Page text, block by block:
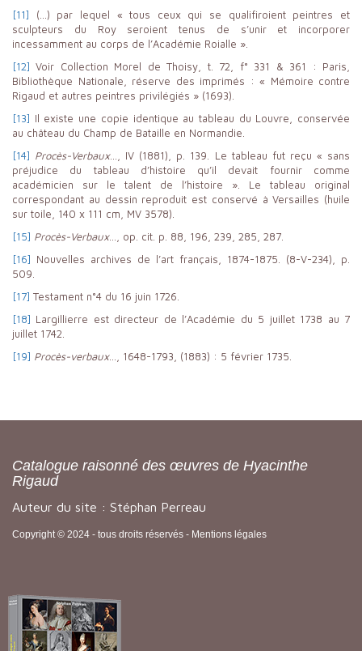
[11] (…) par lequel « tous ceux qui se qualifiroient peintres et
sculpteurs du Roy seroient tenus de s’unir et incorporer
incessamment au corps de l’Académie Roialle ».
[12] Voir Collection Morel de Thoisy, t. 72, f° 331 & 361 : Paris,
Bibliothèque Nationale, réserve des imprimés : « Mémoire contre
Rigaud et autres peintres privilégiés » (1693).
[13] Il existe une copie identique au tableau du Louvre, conservée
au château du Champ de Bataille en Normandie.
[14] Procès-Verbaux…, IV (1881), p. 139. Le tableau fut reçu « sans
préjudice du tableau d’histoire qu’il devait fournir comme
académicien sur le talent de l’histoire ». Le tableau original
correspondant au dessin reproduit est conservé à Versailles (huile
sur toile, 140 x 111 cm, MV 3578).
[15] Procès-Verbaux…, op. cit. p. 88, 196, 239, 285, 287.
[16] Nouvelles archives de l’art français, 1874-1875. (8-V-234), p.
509.
[17] Testament n°4 du 16 juin 1726.
[18] Largillierre est directeur de l’Académie du 5 juillet 1738 au 7
juillet 1742.
[19] Procès-verbaux…, 1648-1793, (1883) : 5 février 1735.
Catalogue raisonné des œuvres de Hyacinthe
Rigaud
Auteur du site : Stéphan Perreau
Copyright © 2024 - tous droits réservés - Mentions légales